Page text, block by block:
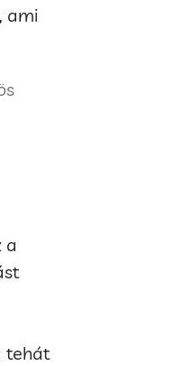
ami
a
tehát